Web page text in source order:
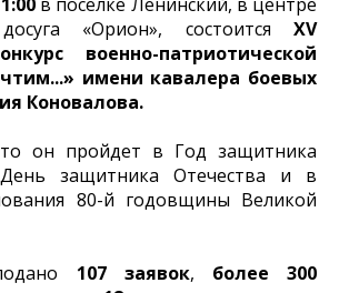
«Орион», состоится XV
военно-патриотической
имени кавалера боевых
Коновалова.
он пройдет в Год защитника
защитника Отечества и в
80-й годовщины Великой
107 заявок, более 300